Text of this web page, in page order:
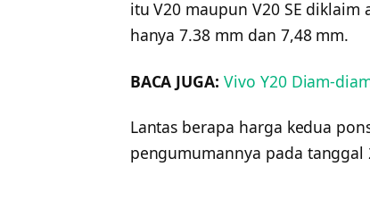
itu V20 maupun V20 SE
hanya 7.38 mm dan 7,48 mm.
BACA JUGA: Vivo Y20 Diam-
Lantas berapa harga kedua
pengumumannya pada tanggal